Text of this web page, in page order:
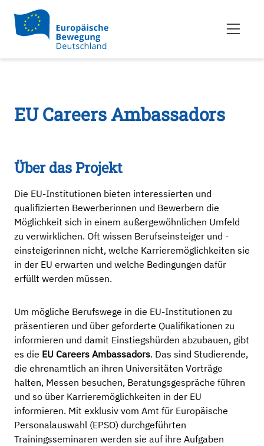
EU Careers Ambassadors
Über das Projekt
Die EU-Institutionen bieten interessierten und
qualifizierten Bewerberinnen und Bewerbern die
Möglichkeit sich in einem außergewöhnlichen Umfeld
zu verwirklichen. Oft wissen Berufseinsteiger und -
einsteigerinnen nicht, welche Karrieremöglichkeiten sie
in der EU erwarten und welche Bedingungen dafür
erfüllt werden müssen.
Um mögliche Berufswege in die EU-Institutionen zu
präsentieren und über geforderte Qualifikationen zu
informieren und damit Einstiegshürden abzubauen, gibt
es die EU Careers Ambassadors. Das sind Studierende,
die ehrenamtlich an ihren Universitäten Vorträge
halten, Messen besuchen, Beratungsgespräche führen
und so über Karrieremöglichkeiten in der EU
informieren. Mit exklusiv vom Amt für Europäische
Personalauswahl (EPSO) durchgeführten
Trainingsseminaren werden sie auf ihre Aufgaben